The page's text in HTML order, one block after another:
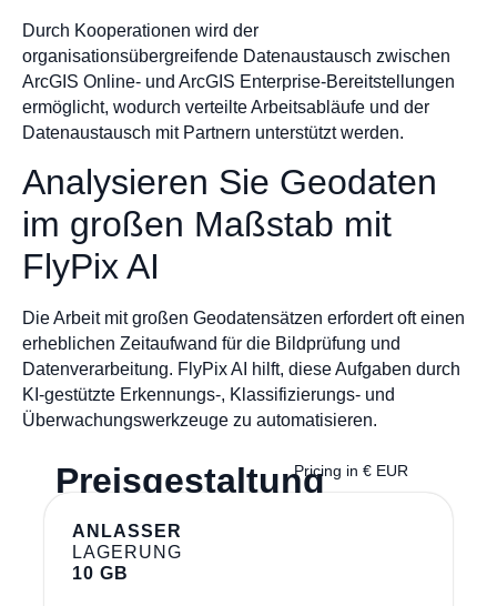
Durch Kooperationen wird der
organisationsübergreifende Datenaustausch zwischen
ArcGIS Online- und ArcGIS Enterprise-Bereitstellungen
ermöglicht, wodurch verteilte Arbeitsabläufe und der
Datenaustausch mit Partnern unterstützt werden.
Analysieren Sie Geodaten
im großen Maßstab mit
FlyPix AI
Die Arbeit mit großen Geodatensätzen erfordert oft einen
erheblichen Zeitaufwand für die Bildprüfung und
Datenverarbeitung. FlyPix AI hilft, diese Aufgaben durch
KI-gestützte Erkennungs-, Klassifizierungs- und
Überwachungswerkzeuge zu automatisieren.
PreisgestaltungPricing in € EUR
ANLASSER
LAGERUNG
10 GB